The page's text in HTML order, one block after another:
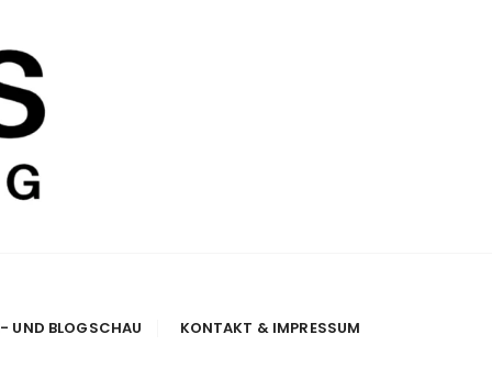
UND BLOGSCHAU KONTAKT & IMPRESSUM